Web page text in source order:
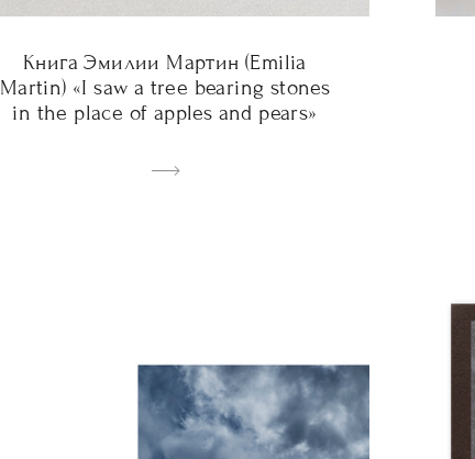
Книга Эмилии Мартин (Emilia
Martin) «I saw a tree bearing stones
in the place of apples and pears»